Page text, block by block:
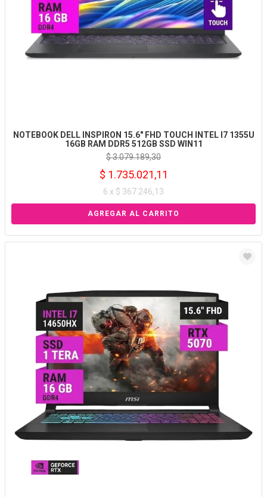
NOTEBOOK DELL INSPIRON 15.6" FHD TOUCH INTEL I7 1355U
16GB RAM DDR5 512GB SSD WIN11
$ 3.079.189,30
$ 1.735.021,11
6 x $ 367.246,13